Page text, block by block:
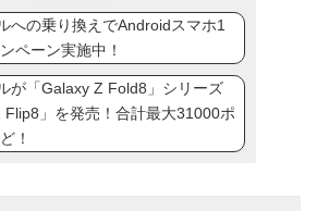
への乗り換えでAndroidスマホ1
ペーン実施中！
が「Galaxy Z Fold8」シリーズ
Flip8」を発売！合計最大31000ポ
！